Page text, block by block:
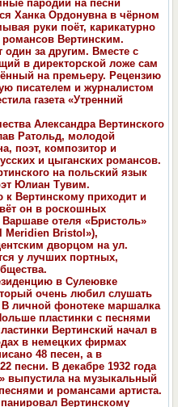
пародии на песни
Ханка Ордонувна в чёрном
руки поёт, карикатурно
романсов Вертинским.
за другим. Вместе с
в директорской ложе сам
на премьеру. Рецензию
писaтелeм и журналистом
газета «Утренний
Александра Вертинского
Ратольд, молодой
поэт, композитор и
и цыганских романсов.
на польский язык
Юлиан Тувим.
к Вертинскому приходит и
он в роскошных
Варшаве отеля «Бристоль»
Meridien Bristol»),
дворцом на ул.
у лучших портных,
в Сулеювке
очень любил слушать
личной фонотеке маршалкa
пластинки с песнями
Вертинский начал в
в немецких фирмах
48 песен, а в
песни. В декабре 1932 года
выпустила на музыкальный
и романсами артиста.
Вертинскому